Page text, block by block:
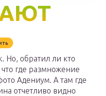
Но, обратил ли кто
где размножение
Адениум. А там где
отчетливо видно